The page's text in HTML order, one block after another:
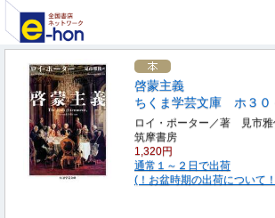
啓蒙主義
ちくま学芸文庫 ホ３０
ロイ・ポーター／著 見市雅
筑摩書房
1,320円
通常１～２日で出荷
(！お盆時期の出荷について